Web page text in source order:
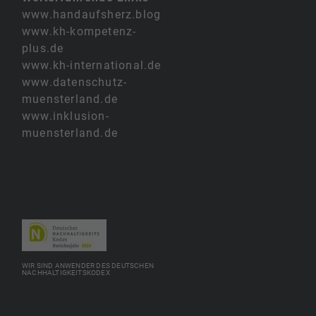
www.handaufsherz.blog
www.kh-kompetenz-
plus.de
www.kh-international.de
www.datenschutz-
muensterland.de
www.inklusion-
muensterland.de
WIR SIND ANWENDER DES DEUTSCHEN
NACHHALTIGKEITSKODEX